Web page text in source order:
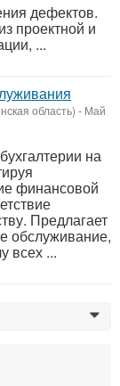
дефектов.
проектной и
...
область) - Май
на
финансовой
Предлагает
обслуживание,
всех ...
0